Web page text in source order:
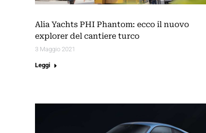
Alia Yachts PHI Phantom: ecco il nuovo
explorer del cantiere turco
3 Maggio 2021
Leggi